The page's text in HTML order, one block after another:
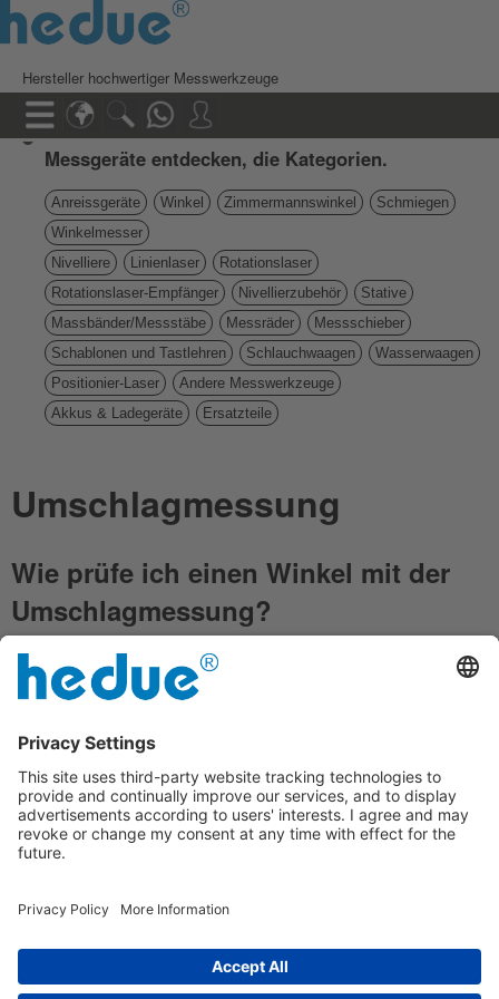
Hersteller hochwertiger Messwerkzeuge
Messgeräte entdecken, die Kategorien.
Anreissgeräte Winkel Zimmermannswinkel
Schmiegen
Winkelmesser
Nivelliere
Linienlaser
Rotationslaser
Rotationslaser-Empfänger
Nivellierzubehör
Stative
Massbänder/Messstäbe
Messräder
Messschieber
Schablonen und Tastlehren
Schlauchwaagen
Wasserwaagen
Positionier-Laser
Andere Messwerkzeuge
Akkus & Ladegeräte
Ersatzteile
Umschlagmessung
Wie prüfe ich einen Winkel mit der
Umschlagmessung?
Die Umschlagmessung, oft auch als Umschlagverfahren
bezeichnet, ist eine sehr einfache und genaue Methode, um
Umschlagmessung ist deshalb so genau, weil die
Genauigkeit der Messung nicht von einem zweiten Prüfwinkel
abhängt. Für dieses einfache Verfahren genügen eine Platte
mit gerader Kante, ein Bleistift und eine Schieblehre. Mit
dieser Methode können alle Winkel geprüft werden, z.B.